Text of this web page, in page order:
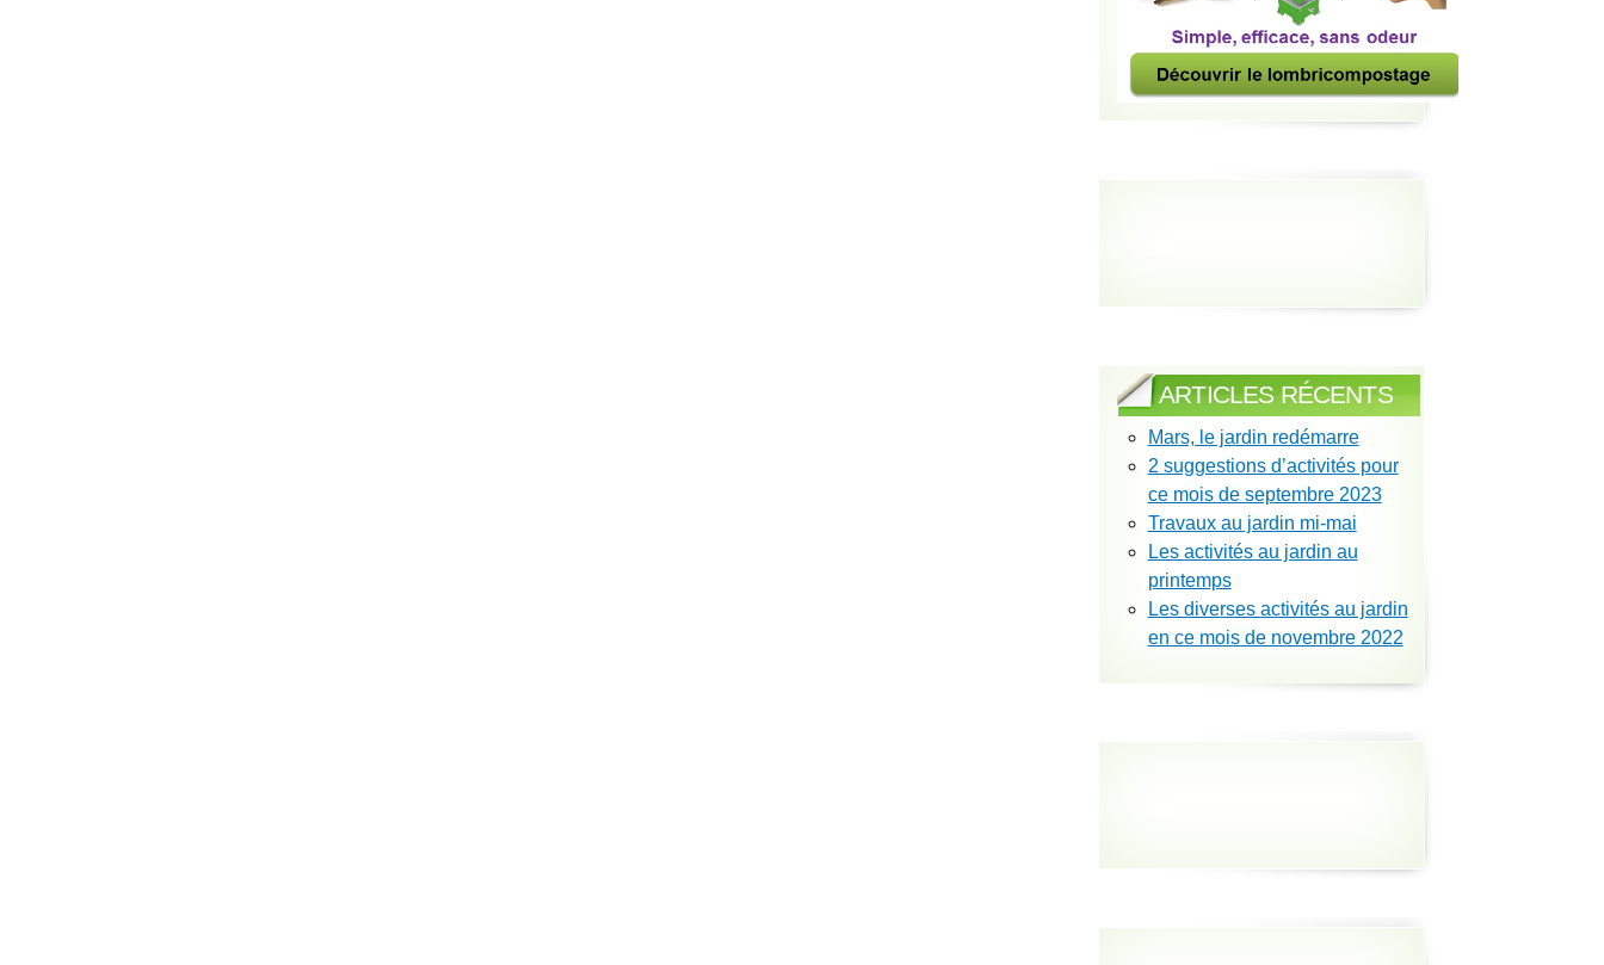
ARTICLES RÉCENTS
Mars, le jardin redémarre
2 suggestions d’activités pour
ce mois de septembre 2023
Travaux au jardin mi-mai
Les activités au jardin au
printemps
Les diverses activités au jardin
en ce mois de novembre 2022